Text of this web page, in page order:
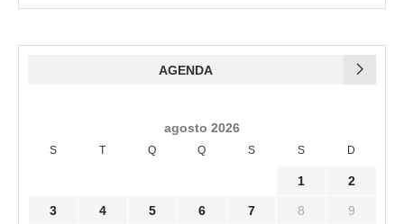
AGENDA
agosto 2026
S T Q Q S S D
1 2
3 4 5 6 7 8 9